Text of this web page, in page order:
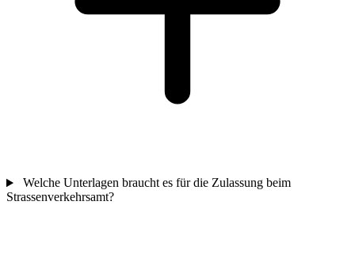
Welche Unterlagen braucht es für die Zulassung beim
Strassenverkehrsamt?